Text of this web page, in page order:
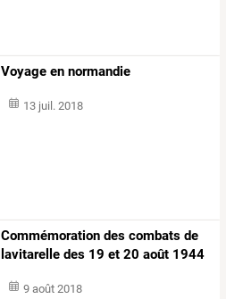
Voyage en normandie
13 juil. 2018
Commémoration des combats de
lavitarelle des 19 et 20 août 1944
9 août 2018